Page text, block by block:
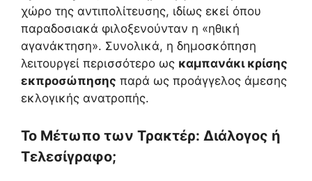
χώρο της αντιπολίτευσης, ιδίως εκεί όπου
παραδοσιακά φιλοξενούνταν η «ηθική
αγανάκτηση». Συνολικά, η δημοσκόπηση
λειτουργεί περισσότερο ως καμπανάκι κρίσης
εκπροσώπησης παρά ως προάγγελος άμεσης
εκλογικής ανατροπής.
Το Μέτωπο των Τρακτέρ: Διάλογος ή
Τελεσίγραφο;